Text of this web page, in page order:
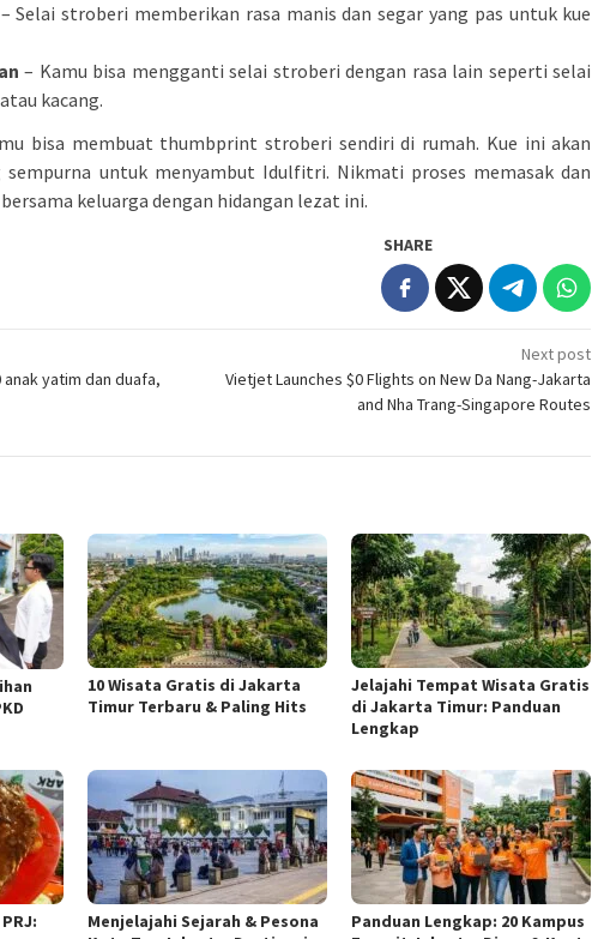
Selai stroberi memberikan rasa manis dan segar yang pas untuk kue
– Kamu bisa mengganti selai stroberi dengan rasa lain seperti selai
kacang.
bisa membuat thumbprint stroberi sendiri di rumah. Kue ini akan
sempurna untuk menyambut Idulfitri. Nikmati proses memasak dan
keluarga dengan hidangan lezat ini.
SHARE
yatim dan duafa,
Next post
Vietjet Launches $0 Flights on New Da Nang-Jakarta
and Nha Trang-Singapore Routes
10 Wisata Gratis di Jakarta
Timur Terbaru & Paling Hits
Jelajahi Tempat Wisata Gratis
di Jakarta Timur: Panduan
Lengkap
Menjelajahi Sejarah & Pesona
Panduan Lengkap: 20 Kampus